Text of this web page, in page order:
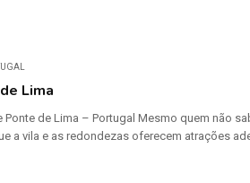
Lima
de Lima – Portugal Mesmo quem não
a vila e as redondezas oferecem atrações